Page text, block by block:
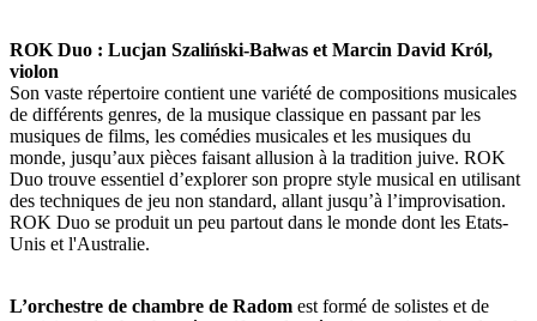
ROK Duo : Lucjan Szaliński-Bałwas et Marcin David Król,
violon
Son vaste répertoire contient une variété de compositions musicales
de différents genres, de la musique classique en passant par les
musiques de films, les comédies musicales et les musiques du
monde, jusqu’aux pièces faisant allusion à la tradition juive. ROK
Duo trouve essentiel d’explorer son propre style musical en utilisant
des techniques de jeu non standard, allant jusqu’à l’improvisation.
ROK Duo se produit un peu partout dans le monde dont les Etats-
Unis et l'Australie.
L’orchestre de chambre de Radom est formé de solistes et de